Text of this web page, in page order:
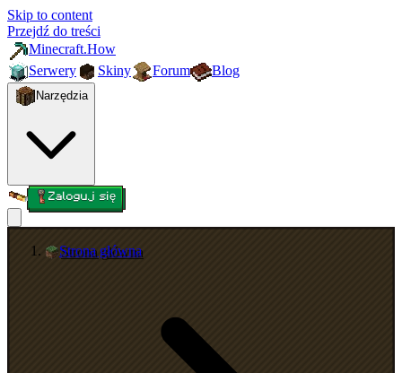
Skip to content
Przejdź do treści
Minecraft.How
Serwery
Skiny Forum Blog
Narzędzia
Zaloguj się
Strona główna